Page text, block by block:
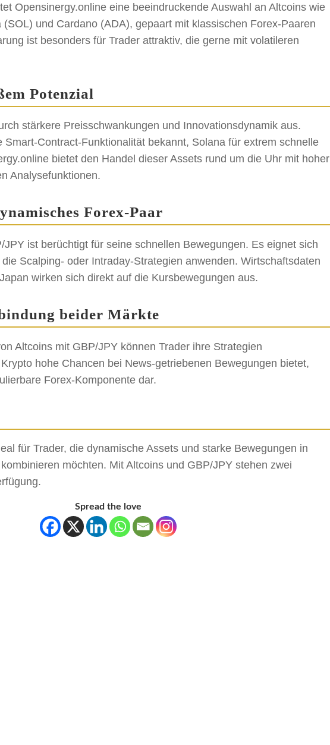
Opensinergy.online eine beeindruckende Auswahl an Altcoins wie
und Cardano (ADA), gepaart mit klassischen Forex-Paaren
ist besonders für Trader attraktiv, die gerne mit volatileren
Potenzial
stärkere Preisschwankungen und Innovationsdynamik aus.
Smart-Contract-Funktionalität bekannt, Solana für extrem schnelle
bietet den Handel dieser Assets rund um die Uhr mit hoher
Analysefunktionen.
Forex-Paar
JPY ist berüchtigt für seine schnellen Bewegungen. Es eignet sich
Scalping- oder Intraday-Strategien anwenden. Wirtschaftsdaten
wirken sich direkt auf die Kursbewegungen aus.
beider Märkte
Altcoins mit GBP/JPY können Trader ihre Strategien
hohe Chancen bei News-getriebenen Bewegungen bietet,
Forex-Komponente dar.
für Trader, die dynamische Assets und starke Bewegungen in
möchten. Mit Altcoins und GBP/JPY stehen zwei
Spread the love